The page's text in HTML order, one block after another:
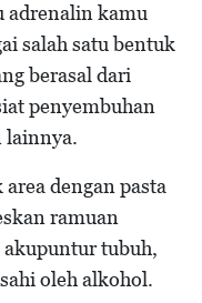
adrenalin kamu
salah satu bentuk
berasal dari
penyembuhan
lainnya.
dengan pasta
ramuan
tubuh,
oleh alkohol.